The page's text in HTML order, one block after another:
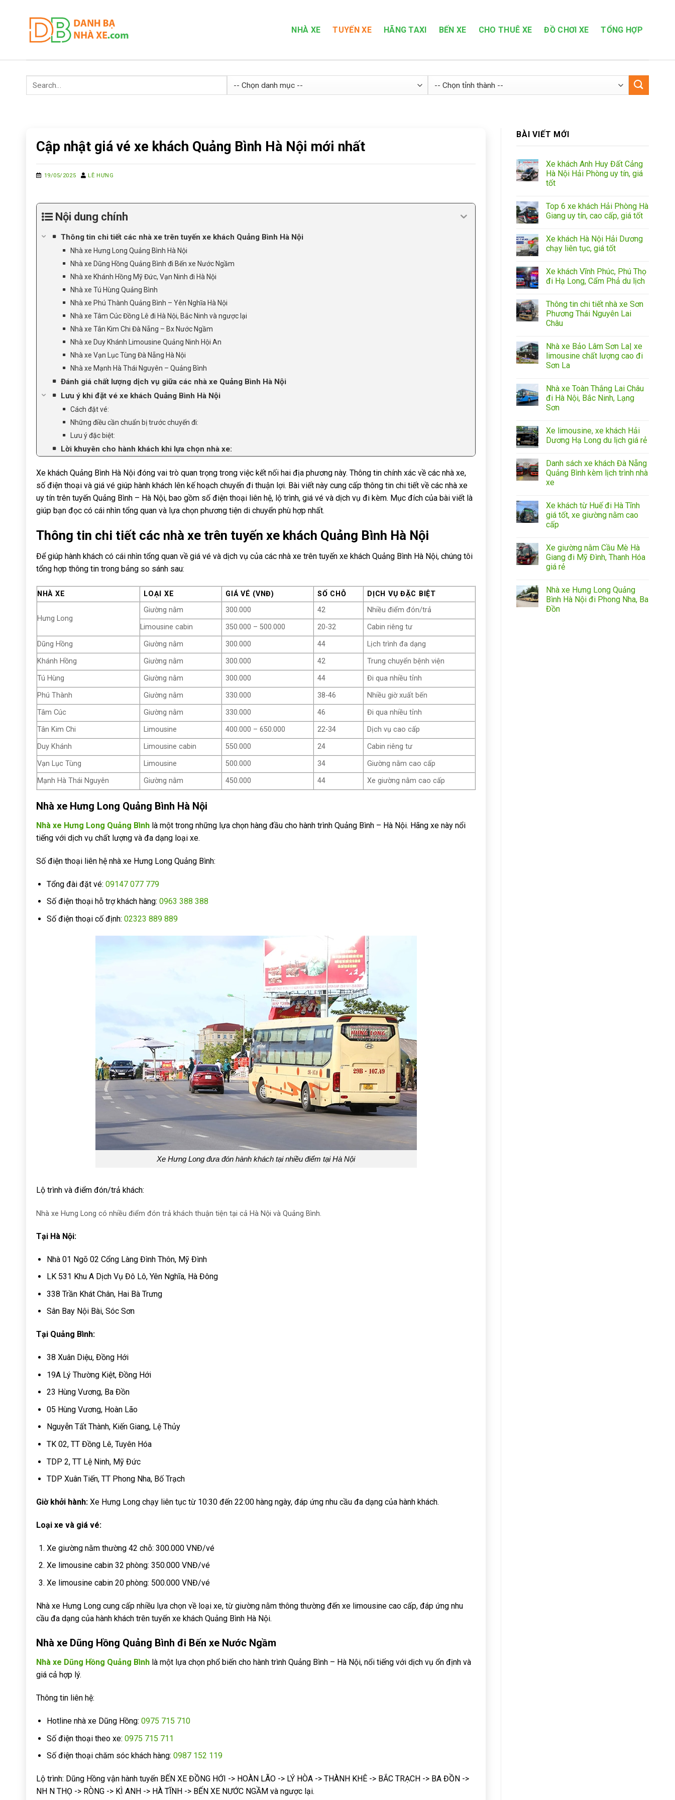
NHÀ XE TUYẾN XE HÃNG TAXI BẾN XE CHO THUÊ XE ĐỒ CHƠI XE TỔNG HỢP
Cập nhật giá vé xe khách Quảng Bình Hà Nội mới nhất
19/05/2025 LÊ HƯNG
Nội dung chính
Thông tin chi tiết các nhà xe trên tuyến xe khách Quảng Bình Hà Nội
Nhà xe Hưng Long Quảng Bình Hà Nội
Nhà xe Dũng Hồng Quảng Bình đi Bến xe Nước Ngầm
Nhà xe Khánh Hồng Mỹ Đức, Vạn Ninh đi Hà Nội
Nhà xe Tú Hùng Quảng Bình
Nhà xe Phú Thành Quảng Bình – Yên Nghĩa Hà Nội
Nhà xe Tâm Cúc Đồng Lê đi Hà Nội, Bắc Ninh và ngược lại
Nhà xe Tân Kim Chi Đà Nẵng – Bx Nước Ngầm
Nhà xe Duy Khánh Limousine Quảng Ninh Hội An
Nhà xe Vạn Lục Tùng Đà Nẵng Hà Nội
Nhà xe Mạnh Hà Thái Nguyên – Quảng Bình
Đánh giá chất lượng dịch vụ giữa các nhà xe Quảng Bình Hà Nội
Lưu ý khi đặt vé xe khách Quảng Bình Hà Nội
Cách đặt vé:
Những điều cần chuẩn bị trước chuyến đi:
Lưu ý đặc biệt:
Lời khuyên cho hành khách khi lựa chọn nhà xe:
Xe khách Quảng Bình Hà Nội đóng vai trò quan trọng trong việc kết nối hai địa phương này. Thông tin chính xác về các nhà xe,
số điện thoại và giá vé giúp hành khách lên kế hoạch chuyến đi thuận lợi. Bài viết này cung cấp thông tin chi tiết về các nhà xe
uy tín trên tuyến Quảng Bình – Hà Nội, bao gồm số điện thoại liên hệ, lộ trình, giá vé và dịch vụ đi kèm. Mục đích của bài viết là
giúp bạn đọc có cái nhìn tổng quan và lựa chọn phương tiện di chuyển phù hợp nhất.
Thông tin chi tiết các nhà xe trên tuyến xe khách Quảng Bình Hà Nội
Để giúp hành khách có cái nhìn tổng quan về giá vé và dịch vụ của các nhà xe trên tuyến xe khách Quảng Bình Hà Nội, chúng tôi
tổng hợp thông tin trong bảng so sánh sau:
NHÀ XE LOẠI XE GIÁ VÉ (VNĐ) SỐ CHỖ DỊCH VỤ ĐẶC BIỆT
Hưng Long
Giường nằm 300.000 42
Nhiều điểm đón/trả
Limousine cabin
350.000 – 500.000 20-32
Cabin riêng tư
Dũng Hồng
Giường nằm 300.000 44
Lịch trình đa dạng
Khánh Hồng
Giường nằm 300.000 42
Trung chuyển bệnh viện
Tú Hùng
Giường nằm 300.000 44
Đi qua nhiều tỉnh
Phú Thành
Giường nằm 330.000 38-46
Nhiều giờ xuất bến
Tâm Cúc
Giường nằm 330.000 46
Đi qua nhiều tỉnh
Tân Kim Chi
Limousine 400.000 – 650.000 22-34
Dịch vụ cao cấp
Duy Khánh
Limousine cabin 550.000 24
Cabin riêng tư
Vạn Lục Tùng
Limousine 500.000 34
Giường nằm cao cấp
Mạnh Hà Thái Nguyên
Giường nằm 450.000 44 Xe giường nằm cao cấp
Nhà xe Hưng Long Quảng Bình Hà Nội
Nhà xe Hưng Long Quảng Bình là một trong những lựa chọn hàng đầu cho hành trình Quảng Bình – Hà Nội. Hãng xe này nổi
tiếng với dịch vụ chất lượng và đa dạng loại xe.
Số điện thoại liên hệ nhà xe Hưng Long Quảng Bình:
Tổng đài đặt vé: 09147 077 779
Số điện thoại hỗ trợ khách hàng: 0963 388 388
Số điện thoại cố định: 02323 889 889
Xe Hưng Long đưa đón hành khách tại nhiều điểm tại Hà Nội
Lộ trình và điểm đón/trả khách:
Nhà xe Hưng Long có nhiều điểm đón trả khách thuận tiện tại cả Hà Nội và Quảng Bình.
Tại Hà Nội:
Nhà 01 Ngõ 02 Cổng Làng Đình Thôn, Mỹ Đình
LK 531 Khu A Dịch Vụ Đô Lô, Yên Nghĩa, Hà Đông
338 Trần Khát Chân, Hai Bà Trưng
Sân Bay Nội Bài, Sóc Sơn
Tại Quảng Bình:
38 Xuân Diệu, Đồng Hới
19A Lý Thường Kiệt, Đồng Hới
23 Hùng Vương, Ba Đồn
05 Hùng Vương, Hoàn Lão
Nguyễn Tất Thành, Kiến Giang, Lệ Thủy
TK 02, TT Đồng Lê, Tuyên Hóa
TDP 2, TT Lệ Ninh, Mỹ Đức
TDP Xuân Tiến, TT Phong Nha, Bố Trạch
Giờ khởi hành: Xe Hưng Long chạy liên tục từ 10:30 đến 22:00 hàng ngày, đáp ứng nhu cầu đa dạng của hành khách.
Loại xe và giá vé:
Xe giường nằm thường 42 chỗ: 300.000 VNĐ/vé
Xe limousine cabin 32 phòng: 350.000 VNĐ/vé
Xe limousine cabin 20 phòng: 500.000 VNĐ/vé
Nhà xe Hưng Long cung cấp nhiều lựa chọn về loại xe, từ giường nằm thông thường đến xe limousine cao cấp, đáp ứng nhu
cầu đa dạng của hành khách trên tuyến xe khách Quảng Bình Hà Nội.
Nhà xe Dũng Hồng Quảng Bình đi Bến xe Nước Ngầm
Nhà xe Dũng Hồng Quảng Bình là một lựa chọn phổ biến cho hành trình Quảng Bình – Hà Nội, nổi tiếng với dịch vụ ổn định và
giá cả hợp lý.
Thông tin liên hệ:
Hotline nhà xe Dũng Hồng: 0975 715 710
Số điện thoại theo xe: 0975 715 711
Số điện thoại chăm sóc khách hàng: 0987 152 119
Lộ trình: Dũng Hồng vận hành tuyến BẾN XE ĐỒNG HỚI -> HOÀN LÃO -> LÝ HÒA -> THÀNH KHÊ -> BẮC TRẠCH -> BA ĐỒN ->
NH N THỌ -> RÒNG -> KÌ ANH -> HÀ TĨNH -> BẾN XE NƯỚC NGẦM và ngược lại.
BÀI VIẾT MỚI
Xe khách Anh Huy Đất Cảng
Hà Nội Hải Phòng uy tín, giá
tốt
Top 6 xe khách Hải Phòng Hà
Giang uy tín, cao cấp, giá tốt
Xe khách Hà Nội Hải Dương
chạy liên tục, giá tốt
Xe khách Vĩnh Phúc, Phú Thọ
đi Hạ Long, Cẩm Phả du lịch
Thông tin chi tiết nhà xe Sơn
Phương Thái Nguyên Lai
Châu
Nhà xe Bảo Lâm Sơn La| xe
limousine chất lượng cao đi
Sơn La
Nhà xe Toàn Thắng Lai Châu
đi Hà Nội, Bắc Ninh, Lạng
Sơn
Xe limousine, xe khách Hải
Dương Hạ Long du lịch giá rẻ
Danh sách xe khách Đà Nẵng
Quảng Bình kèm lịch trình nhà
xe
Xe khách từ Huế đi Hà Tĩnh
giá tốt, xe giường nằm cao
cấp
Xe giường nằm Cầu Mè Hà
Giang đi Mỹ Đình, Thanh Hóa
giá rẻ
Nhà xe Hưng Long Quảng
Bình Hà Nội đi Phong Nha, Ba
Đồn